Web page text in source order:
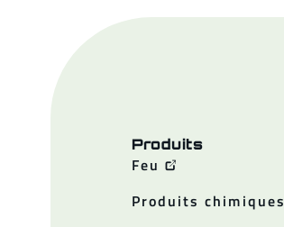
Produits
Feu
Produits chimiques